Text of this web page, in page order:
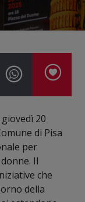
20
di Pisa
per
Il
che
della